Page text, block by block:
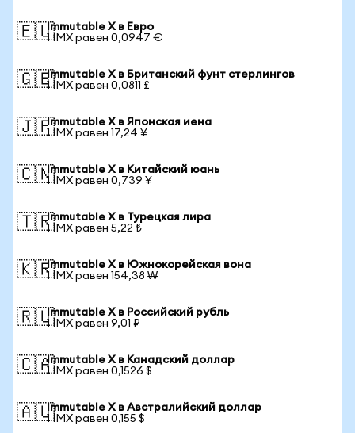
🇪🇺Immutable X в Евро
1 IMX равен 0,0947 €
🇬🇧Immutable X в Британский фунт стерлингов
1 IMX равен 0,0811 £
🇯🇵Immutable X в Японская иена
1 IMX равен 17,24 ¥
🇨🇳Immutable X в Китайский юань
1 IMX равен 0,739 ¥
🇹🇷Immutable X в Турецкая лира
1 IMX равен 5,22 ₺
🇰🇷Immutable X в Южнокорейская вона
1 IMX равен 154,38 ₩
🇷🇺Immutable X в Российский рубль
1 IMX равен 9,01 ₽
🇨🇦Immutable X в Канадский доллар
1 IMX равен 0,1526 $
🇦🇺Immutable X в Австралийский доллар
1 IMX равен 0,155 $